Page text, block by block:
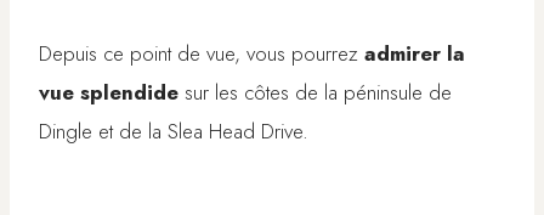
Depuis ce point de vue, vous pourrez admirer la
vue splendide sur les côtes de la péninsule de
Dingle et de la Slea Head Drive.